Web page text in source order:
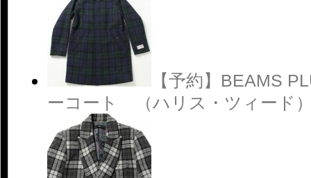
【予約】BEAMS
ーコート （ハリス・ツィード